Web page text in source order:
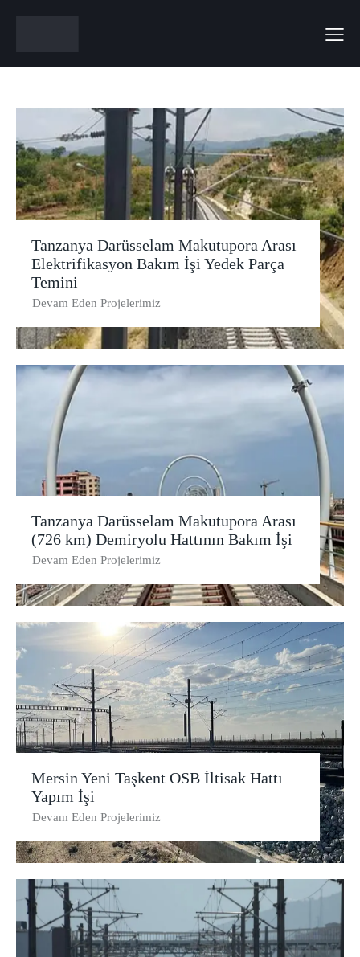
Tanzanya Darüsselam Makutupora Arası
Elektrifikasyon Bakım İşi Yedek Parça
Temini
Devam Eden Projelerimiz
Tanzanya Darüsselam Makutupora Arası
(726 km) Demiryolu Hattının Bakım İşi
Devam Eden Projelerimiz
Mersin Yeni Taşkent OSB İltisak Hattı
Yapım İşi
Devam Eden Projelerimiz